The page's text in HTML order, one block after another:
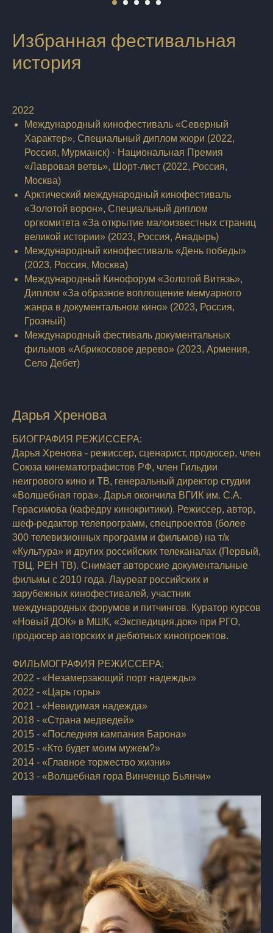
Избранная фестивальная
история
2022
Международный кинофестиваль «Северный
Характер», Специальный диплом жюри (2022,
Россия, Мурманск) · Национальная Премия
«Лавровая ветвь», Шорт-лист (2022, Россия,
Москва)
Арктический международный кинофестиваль
«Золотой ворон», Специальный диплом
оргкомитета «За открытие малоизвестных страниц
великой истории» (2023, Россия, Анадырь)
Международный кинофестиваль «День победы»
(2023, Россия, Москва)
Международный Кинофорум «Золотой Витязь»,
Диплом «За образное воплощение мемуарного
жанра в документальном кино» (2023, Россия,
Грозный)
Международный фестиваль документальных
фильмов «Абрикосовое дерево» (2023, Армения,
Село Дебет)
Дарья Хренова
БИОГРАФИЯ РЕЖИССЕРА:
Дарья Хренова - режиссер, сценарист, продюсер, член
Союза кинематографистов РФ, член Гильдии
неигрового кино и ТВ, генеральный директор студии
«Волшебная гора». Дарья окончила ВГИК им. С.А.
Герасимова (кафедру кинокритики). Режиссер, автор,
шеф-редактор телепрограмм, спецпроектов (более
300 телевизионных программ и фильмов) на т/к
«Культура» и других российских телеканалах (Первый,
ТВЦ, РЕН ТВ). Снимает авторские документальные
фильмы с 2010 года. Лауреат российских и
зарубежных кинофестивалей, участник
международных форумов и питчингов. Куратор курсов
«Новый ДОК» в МШК, «Экспедиция.док» при РГО,
продюсер авторских и дебютных кинопроектов.
ФИЛЬМОГРАФИЯ РЕЖИССЕРА:
2022 - «Незамерзающий порт надежды»
2022 - «Царь горы»
2021 - «Невидимая надежда»
2018 - «Страна медведей»
2015 - «Последняя кампания Барона»
2015 - «Кто будет моим мужем?»
2014 - «Главное торжество жизни»
2013 - «Волшебная гора Винченцо Бьянчи»